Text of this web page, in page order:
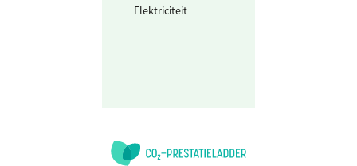
Elektriciteit